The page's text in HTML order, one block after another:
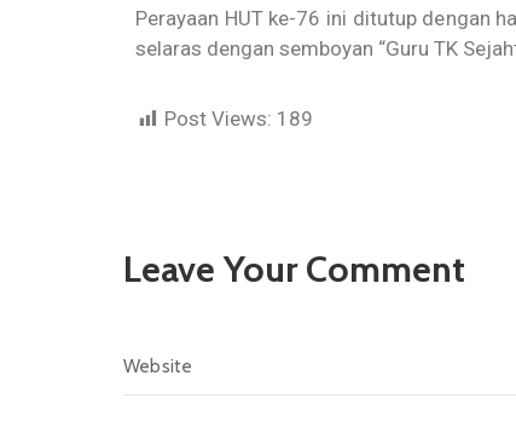
Perayaan HUT ke-76 ini ditutup dengan
selaras dengan semboyan “Guru TK
Post Views: 189
Leave Your Comment